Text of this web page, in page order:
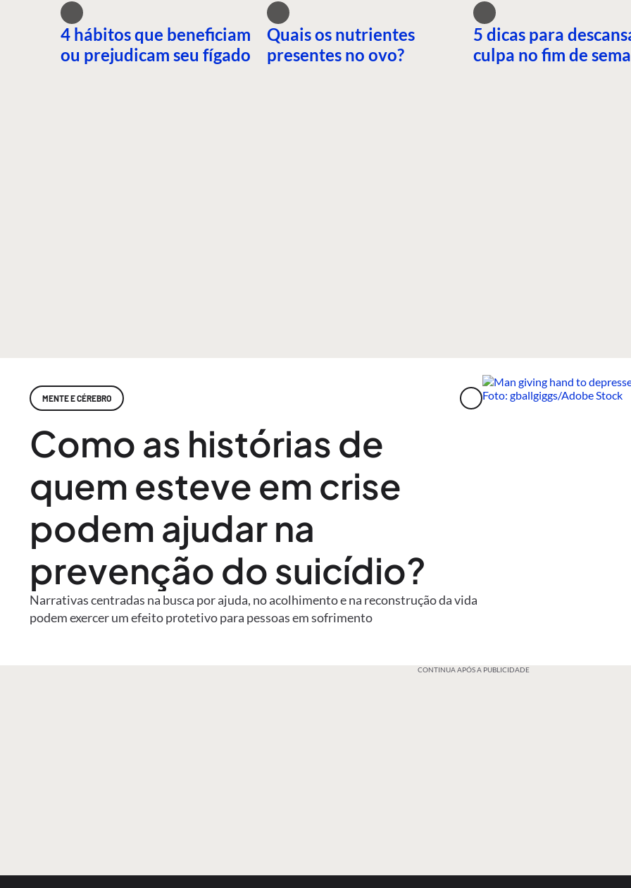
4 hábitos que beneficiam
ou prejudicam seu fígado
Quais os nutrientes
presentes no ovo?
5 dicas para
culpa no fim de
MENTE E CÉREBRO
Como as histórias de
quem esteve em crise
podem ajudar na
prevenção do suicídio?
Narrativas centradas na busca por ajuda, no acolhimento e na reconstrução da vida
podem exercer um efeito protetivo para pessoas em sofrimento
CONTINUA APÓS A PUBLICIDADE